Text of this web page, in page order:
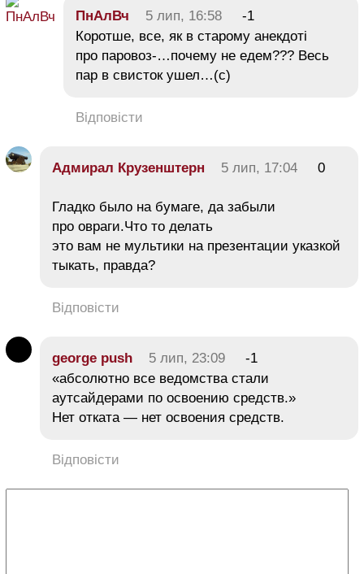
ПнАлВч 5 лип, 16:58
-1
Коротше, все, як в старому анекдоті
про паровоз-…почему не едем??? Весь
пар в свисток ушел…(с)
Відповісти
Адмирал Крузенштерн 5 лип, 17:04 0
Гладко было на бумаге, да забыли
про овраги.Что то делать
это вам не мультики на презентации указкой
тыкать, правда?
Відповісти
george push 5 лип, 23:09
-1
«абсолютно все ведомства стали
аутсайдерами по освоению средств.»
Нет отката — нет освоения средств.
Відповісти